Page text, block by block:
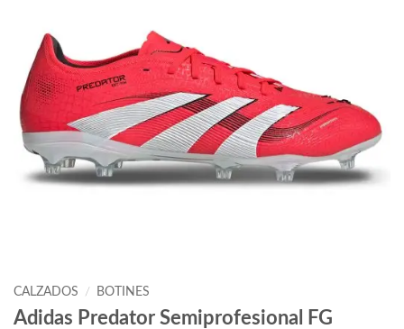
CALZADOS / BOTINES
Adidas Predator Semiprofesional FG